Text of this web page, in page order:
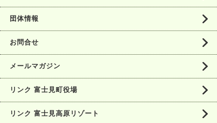
団体情報
お問合せ
メールマガジン
リンク 富士見町役場
リンク 富士見高原リゾート